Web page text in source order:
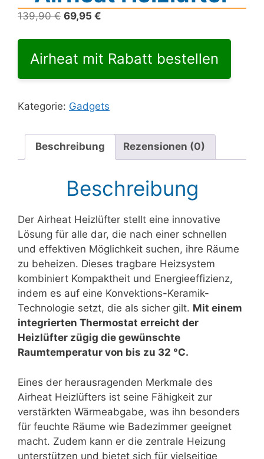
139,90€ Ursprünglicher
139,90 €
69,95 €
69,95 €.
Airheat mit Rabatt bestellen
Kategorie: Gadgets
Beschreibung Rezensionen (0)
Beschreibung
Der Airheat Heizlüfter stellt eine innovative
Lösung für alle dar, die nach einer schnellen
und effektiven Möglichkeit suchen, ihre Räume
zu beheizen. Dieses tragbare Heizsystem
kombiniert Kompaktheit und Energieeffizienz,
indem es auf eine Konvektions-Keramik-
Technologie setzt, die als sicher gilt. Mit einem
integrierten Thermostat erreicht der
Heizlüfter zügig die gewünschte
Raumtemperatur von bis zu 32 °C.
Eines der herausragenden Merkmale des
Airheat Heizlüfters ist seine Fähigkeit zur
verstärkten Wärmeabgabe, was ihn besonders
für feuchte Räume wie Badezimmer geeignet
macht. Zudem kann er die zentrale Heizung
unterstützen und bietet sich für vielseitige